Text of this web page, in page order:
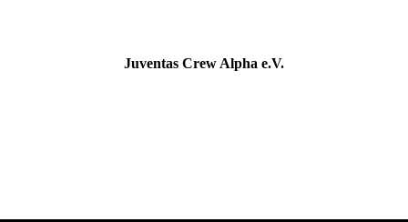
Juventas Crew Alpha e.V.